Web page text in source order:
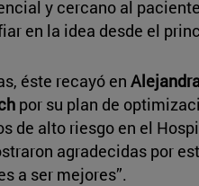
y cercano al
en la idea desde el
éste recayó en
por su plan de
de alto riesgo en el
agradecidas por
a ser mejores”.